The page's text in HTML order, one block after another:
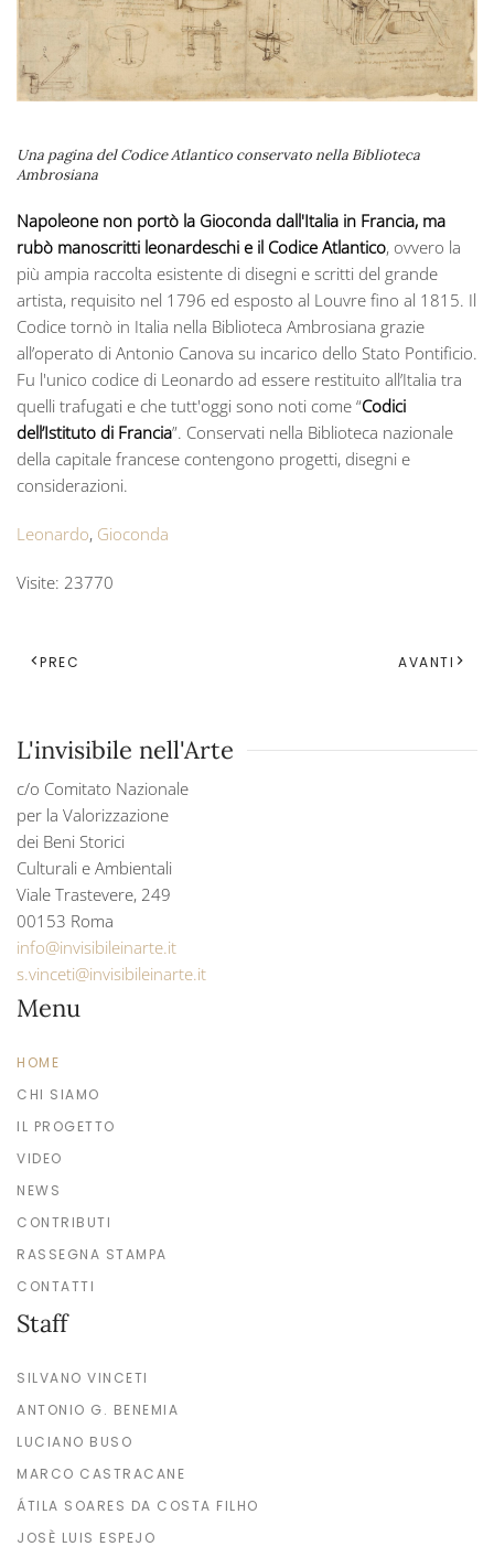
Una pagina del Codice Atlantico conservato nella Biblioteca
Ambrosiana
Napoleone non portò la Gioconda dall'Italia in Francia, ma
rubò manoscritti leonardeschi e il Codice Atlantico, ovvero la
più ampia raccolta esistente di disegni e scritti del grande
artista, requisito nel 1796 ed esposto al Louvre fino al 1815. Il
Codice tornò in Italia nella Biblioteca Ambrosiana grazie
all’operato di Antonio Canova su incarico dello Stato Pontificio.
Fu l'unico codice di Leonardo ad essere restituito all’Italia tra
quelli trafugati e che tutt'oggi sono noti come “Codici
dell’Istituto di Francia”. Conservati nella Biblioteca nazionale
della capitale francese contengono progetti, disegni e
considerazioni.
Leonardo, Gioconda
Visite: 23770
PREC AVANTI
L'invisibile nell'Arte
c/o Comitato Nazionale
per la Valorizzazione
dei Beni Storici
Culturali e Ambientali
Viale Trastevere, 249
00153 Roma
info@invisibileinarte.it
s.vinceti@invisibileinarte.it
Menu
HOME
CHI SIAMO
IL PROGETTO
VIDEO
NEWS
CONTRIBUTI
RASSEGNA STAMPA
CONTATTI
Staff
SILVANO VINCETI
ANTONIO G. BENEMIA
LUCIANO BUSO
MARCO CASTRACANE
ÁTILA SOARES DA COSTA FILHO
JOSÈ LUIS ESPEJO